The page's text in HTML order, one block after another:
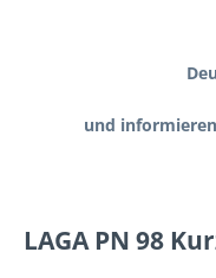
und
LAGA PN 98